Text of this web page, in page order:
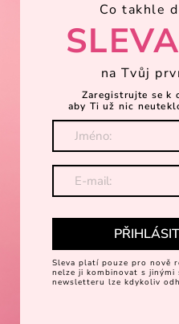
Co takhle
na Tvůj
Zaregistrujte se k
aby Ti už nic
Sleva platí pouze pro nově
nelze ji kombinovat s jinými
newsletteru lze kdykoliv